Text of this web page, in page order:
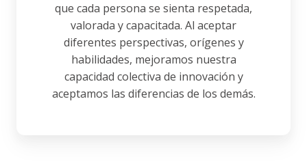
que cada persona se sienta respetada,
valorada y capacitada. Al aceptar
diferentes perspectivas, orígenes y
habilidades, mejoramos nuestra
capacidad colectiva de innovación y
aceptamos las diferencias de los demás.